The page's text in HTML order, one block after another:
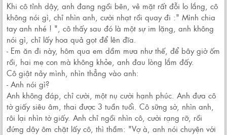
Khi cô tỉnh dậy, anh đang ngồi bên, vẻ mặt rất đỗi lo lắng, cô
không nói gì, chỉ nhìn anh, cười nhạt rồi quay đi :" Mình chia
tay anh nhé ! ", cô thấy sau đó là một sự im lặng, anh không
nói gì, chỉ lấy hoa quả gọt để lên đĩa.
- Em ăn đi này, hôm qua em dầm mưa như thế, để bây giờ ốm
rồi, hai mẹ con mà không khỏe, anh đau lòng lắm đấy.
Cô giật nảy mình, nhìn thẳng vào anh:
- Anh nói gì?
Anh không đáp, chỉ cười, một nụ cười hạnh phúc. Anh đưa cô
tờ giấy siêu âm, thai được 3 tuần tuổi. Cô sững sờ, nhìn anh,
rôi lại nhìn tờ giấy. Anh chỉ ngồi nhìn cô, cười rạng rỡ, rồi
đứng dậy ôm chặt lấy cô, thì thầm: "Vợ à, anh nói chuyện với